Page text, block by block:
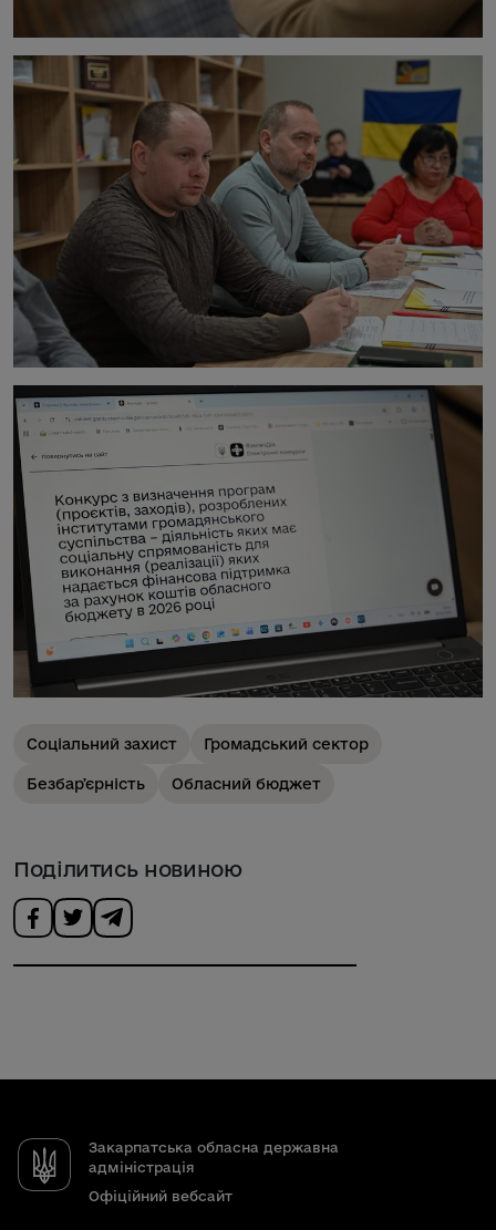
Соціальний захист Громадський сектор
Безбарʼєрність Обласний бюджет
Поділитись новиною
Закарпатська обласна державна
адміністрація
Офіційний вебсайт